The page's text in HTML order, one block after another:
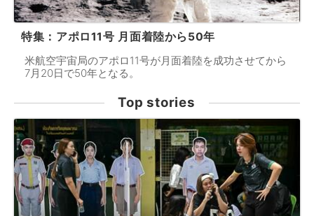
特集：アポロ11号 月面着陸から50年
米航空宇宙局のアポロ11号が月面着陸を成功させてから
7月20日で50年となる。
Top stories